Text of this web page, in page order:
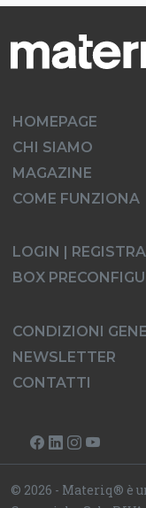
HOMEPAGE
CHI SIAMO
MAGAZINE
COME FUNZIONA
LOGIN |
BOX
CONDIZIONI
NEWSLETTER
CONTATTI
© 2026 - Materiq® è